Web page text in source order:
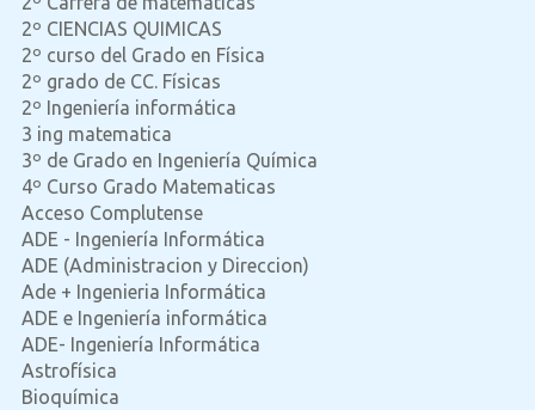
2º CIENCIAS QUIMICAS
2º curso del Grado en Física
2º grado de CC. Físicas
2º Ingeniería informática
3 ing matematica
3º de Grado en Ingeniería Química
4º Curso Grado Matematicas
Acceso Complutense
ADE - Ingeniería Informática
ADE (Administracion y Direccion)
Ade + Ingenieria Informática
ADE e Ingeniería informática
ADE- Ingeniería Informática
Astrofísica
Bioquímica